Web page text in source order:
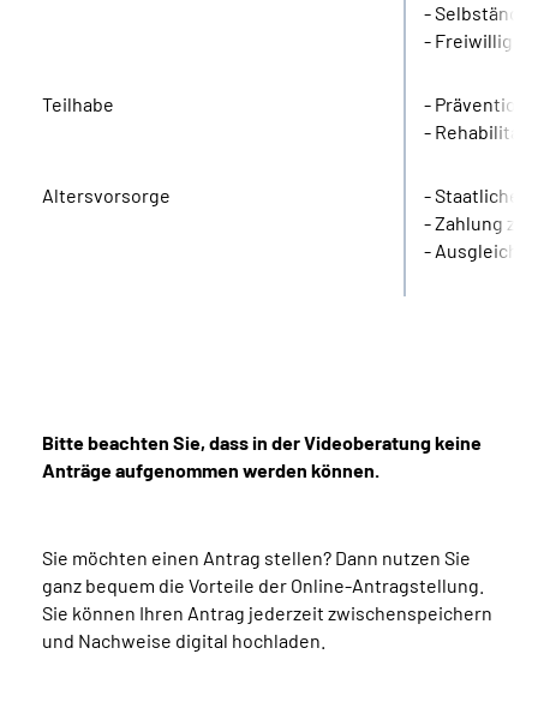
-
- Freiwillige
Teilhabe
- Prävention
-
Altersvorsorge
- Staatliche
- Zahlung
- Ausgleich
Bitte beachten Sie, dass in der Videoberatung keine
Anträge aufgenommen werden können.
Sie möchten einen Antrag stellen? Dann nutzen Sie
ganz bequem die Vorteile der Online-Antragstellung.
Sie können Ihren Antrag jederzeit zwischenspeichern
und Nachweise digital hochladen.